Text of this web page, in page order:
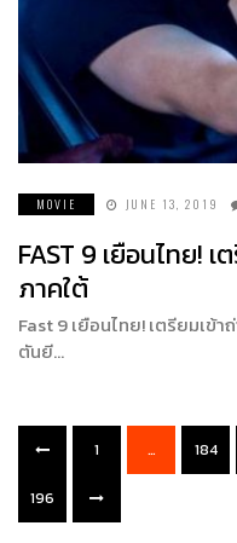
MOVIE JUNE 13, 2019
FAST 9 เยือนไทย!
ภาคใต้
Fast 9 เยือนไทย! เตรียมเข้
ตันยี…
1 … 184
196